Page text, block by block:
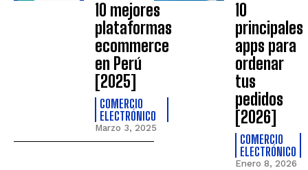
10 mejores
plataformas
ecommerce
en Perú
[2025]
COMERCIO
ELECTRÓNICO
Marzo 3, 2025
10
principales
apps para
ordenar
tus
pedidos
[2026]
COMERCIO
ELECTRÓNICO
Enero 8, 2026